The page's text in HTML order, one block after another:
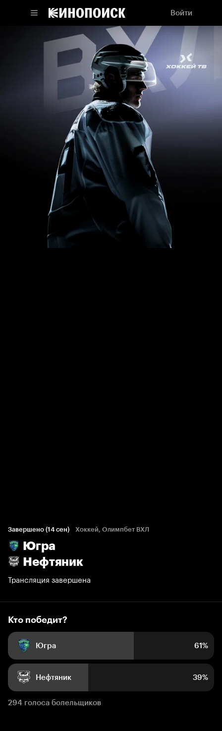
Войти
Завершено (14 сен) Хоккей, Олимпбет ВХЛ
Югра
Нефтяник
Трансляция завершена
61%
Кто победит?
Югра 61%
Нефтяник 39%
294 голоса болельщиков